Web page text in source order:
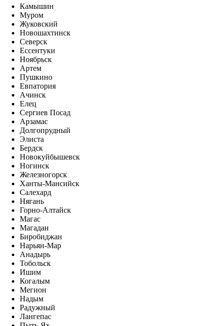
Камышин
Муром
Жуковский
Новошахтинск
Северск
Ессентуки
Ноябрьск
Артем
Пушкино
Евпатория
Ачинск
Елец
Сергиев Посад
Арзамас
Долгопрудный
Элиста
Бердск
Новокуйбышевск
Ногинск
Железногорск
Ханты-Мансийск
Салехард
Нягань
Горно-Алтайск
Магас
Магадан
Биробиджан
Нарьян-Мар
Анадырь
Тобольск
Ишим
Когалым
Мегион
Надым
Радужный
Лангепас